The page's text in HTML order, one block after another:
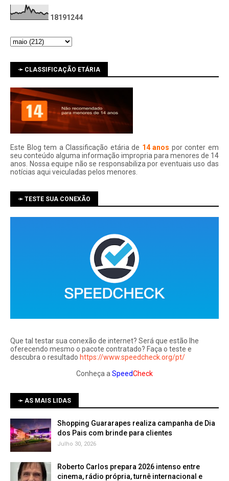
18191244
➛ CLASSIFICAÇÃO ETÁRIA
Este Blog tem a Classificação etária de 14 anos por conter em
seu conteúdo alguma informação impropria para menores de 14
anos. Nossa equipe não se responsabiliza por eventuais uso das
notí­cias aqui veiculadas pelos menores.
➛ TESTE SUA CONEXÃO
Que tal testar sua conexão de internet? Será que estão lhe
oferecendo mesmo o pacote contratado? Faça o teste e
descubra o resultado https://www.speedcheck.org/pt/
Conheça a SpeedCheck
➛ AS MAIS LIDAS
Shopping Guararapes realiza campanha de Dia
dos Pais com brinde para clientes
Julho 30, 2026
Roberto Carlos prepara 2026 intenso entre
cinema, rádio própria, turnê internacional e